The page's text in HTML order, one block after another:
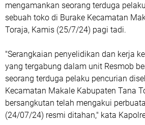
mengamankan seorang terduga
sebuah toko di Burake Kecamatan
Toraja, Kamis (25/7/24) pagi tadi.
"Serangkaian penyelidikan dan kerja
yang tergabung dalam unit Resmob
seorang terduga pelaku pencurian
Kecamatan Makale Kabupaten Tana
bersangkutan telah mengakui
(24/07/24) resmi ditahan," kata